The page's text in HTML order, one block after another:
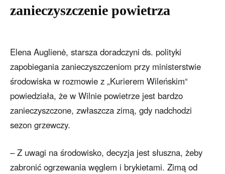
zanieczyszczenie powietrza
Elena Auglienė, starsza doradczyni ds. polityki
zapobiegania zanieczyszczeniom przy ministerstwie
środowiska w rozmowie z „Kurierem Wileńskim“
powiedziała, że w Wilnie powietrze jest bardzo
zanieczyszczone, zwłaszcza zimą, gdy nadchodzi
sezon grzewczy.
– Z uwagi na środowisko, decyzja jest słuszna, żeby
zabronić ogrzewania węglem i brykietami. Zimą od